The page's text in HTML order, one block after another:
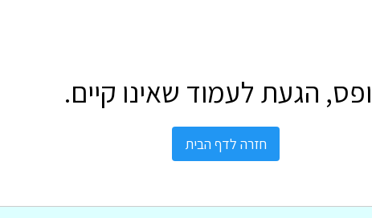
הגעת לעמוד שאינו קיים.
חזרה לדף הבית